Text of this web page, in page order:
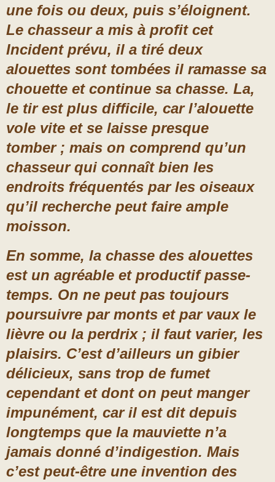
une fois ou deux, puis s’éloignent.
Le chasseur a mis à profit cet
Incident prévu, il a tiré deux
alouettes sont tombées il ramasse sa
chouette et continue sa chasse. La,
le tir est plus difficile, car l’alouette
vole vite et se laisse presque
tomber ; mais on comprend qu’un
chasseur qui connaît bien les
endroits fréquentés par les oiseaux
qu’il recherche peut faire ample
moisson.
En somme, la chasse des alouettes
est un agréable et productif passe-
temps. On ne peut pas toujours
poursuivre par monts et par vaux le
lièvre ou la perdrix ; il faut varier, les
plaisirs. C’est d’ailleurs un gibier
délicieux, sans trop de fumet
cependant et dont on peut manger
impunément, car il est dit depuis
longtemps que la mauviette n’a
jamais donné d’indigestion. Mais
c’est peut-être une invention des